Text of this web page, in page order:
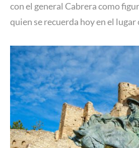
con el general Cabrera como
quien se recuerda hoy en el lugar